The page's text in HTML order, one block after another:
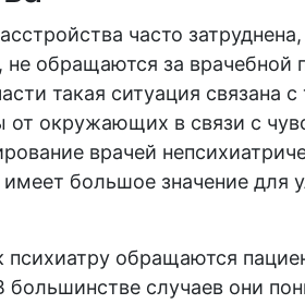
часто затруднена,
обращаются за
такая ситуация связана с
окружающих в связи с
врачей
большое значение для
обращаются
случаев они